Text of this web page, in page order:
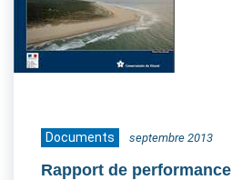
Documents septembre 2013
Rapport de performance